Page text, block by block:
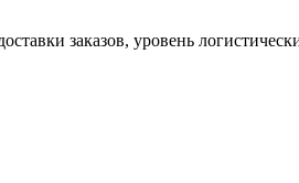
заказов, уровень